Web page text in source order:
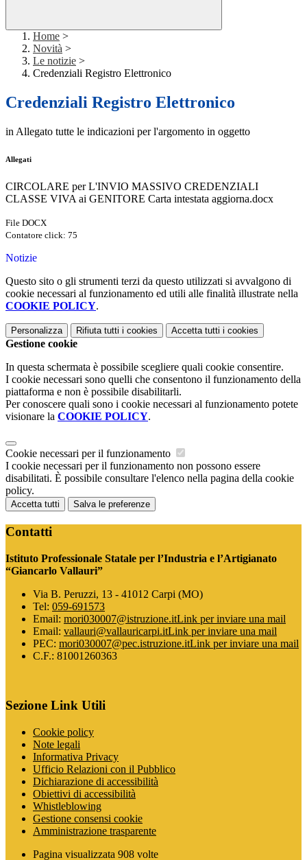
Home >
Novità >
Le notizie >
Credenziali Registro Elettronico
Credenziali Registro Elettronico
in Allegato tutte le indicazioni per l'argomento in oggetto
Allegati
CIRCOLARE per L'INVIO MASSIVO CREDENZIALI
CLASSE VIVA ai GENITORE Carta intestata aggiorna.docx
File DOCX
Contatore click: 75
Notizie
Questo sito o gli strumenti terzi da questo utilizzati si avvalgono di
cookie necessari al funzionamento ed utili alle finalità illustrate nella
COOKIE POLICY.
Personalizza Rifiuta tutti i cookies Accetta tutti i cookies
Gestione cookie
In questa schermata è possibile scegliere quali cookie consentire.
I cookie necessari sono quelli che consentono il funzionamento della
piattaforma e non è possibile disabilitarli.
Per conoscere quali sono i cookie necessari al funzionamento potete
visionare la COOKIE POLICY.
Cookie necessari per il funzionamento
I cookie necessari per il funzionamento non possono essere
disabilitati. È possibile consultare l'elenco nella pagina della cookie
policy.
Accetta tutti Salva le preferenze
Contatti
Istituto Professionale Statale per l’Industria e l’Artigianato
“Giancarlo Vallauri”
Via B. Peruzzi, 13 - 41012 Carpi (MO)
Tel: 059-691573
Email: mori030007@istruzione.itLink per inviare una mail
Email: vallauri@vallauricarpi.itLink per inviare una mail
PEC: mori030007@pec.istruzione.itLink per inviare una mail
C.F.: 81001260363
Sezione Link Utili
Cookie policy
Note legali
Informativa Privacy
Ufficio Relazioni con il Pubblico
Dichiarazione di accessibilità
Obiettivi di accessibilità
Whistleblowing
Gestione consensi cookie
Amministrazione trasparente
Pagina visualizzata 908 volte